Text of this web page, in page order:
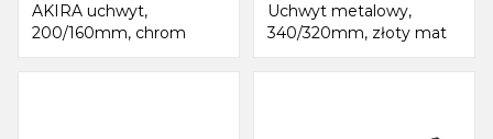
AKIRA uchwyt,
200/160mm, chrom
Uchwyt metalowy,
340/320mm, złoty mat